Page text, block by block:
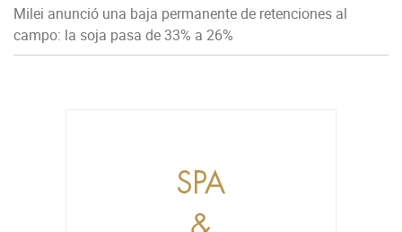
Milei anunció una baja permanente de retenciones al
campo: la soja pasa de 33% a 26%